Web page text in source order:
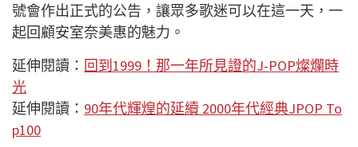
號會作出正式的公告，讓眾多歌迷可以在這一天，一
起回顧安室奈美惠的魅力。
延伸閱讀： 回到1999！那一年所見證的J-POP燦爛時
光
延伸閱讀： 90年代輝煌的延續 2000年代經典JPOP To
p100